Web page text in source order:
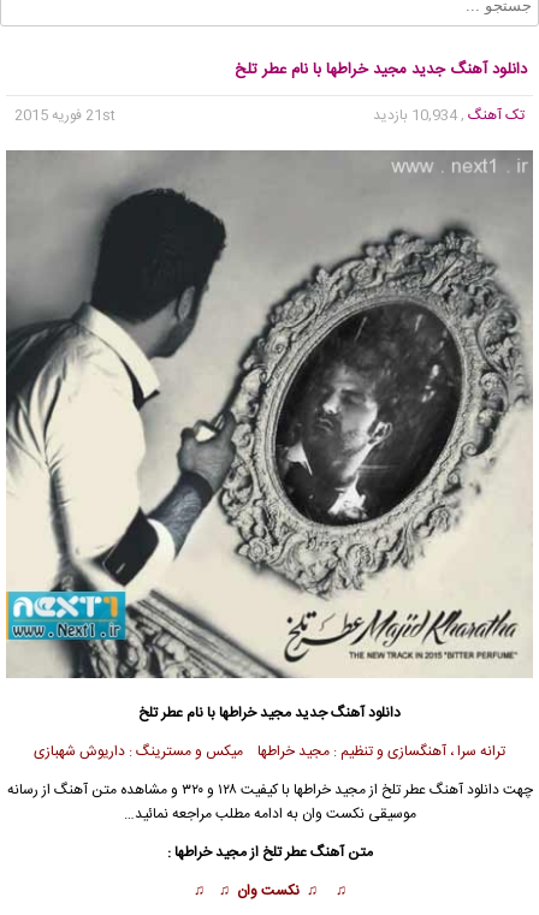
دانلود آهنگ جدید مجید خراطها با نام عطر تلخ
تک آهنگ , 10,934 بازدید 21st فوریه 2015
دانلود آهنگ جدیدمجید خراطها با نام عطر تلخ
ترانه سرا ، آهنگسازی و تنظیم : مجید خراطها میکس و مسترینگ : داریوش شهبازی
چهت دانلود آهنگ عطر تلخ از مجید خراطها با کیفیت ۱۲۸ و ۳۲۰ و مشاهده متن آهنگ از رسانه
موسیقی نکست وان به ادامه مطلب مراجعه نمائید…
متن آهنگ عطر تلخ از مجید خراطها :
♫ ♫نکست وان ♫ ♫